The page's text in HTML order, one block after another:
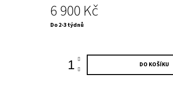
6 900 Kč
Měrná
Do 2-3 týdnů
DO KOŠÍKU